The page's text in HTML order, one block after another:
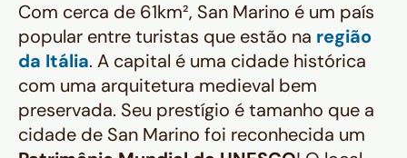
Com cerca de 61km², San Marino é um país
popular entre turistas que estão na região
da Itália. A capital é uma cidade histórica
com uma arquitetura medieval bem
preservada. Seu prestígio é tamanho que a
cidade de San Marino foi reconhecida um